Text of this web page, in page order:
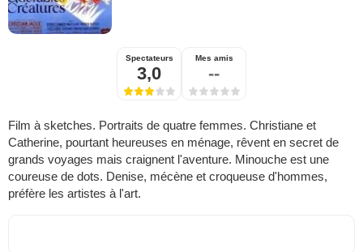
Spectateurs
3,0
Mes amis
--
Film à sketches. Portraits de quatre femmes. Christiane et
Catherine, pourtant heureuses en ménage, rêvent en secret de
grands voyages mais craignent l'aventure. Minouche est une
coureuse de dots. Denise, mécène et croqueuse d'hommes,
préfère les artistes à l'art.